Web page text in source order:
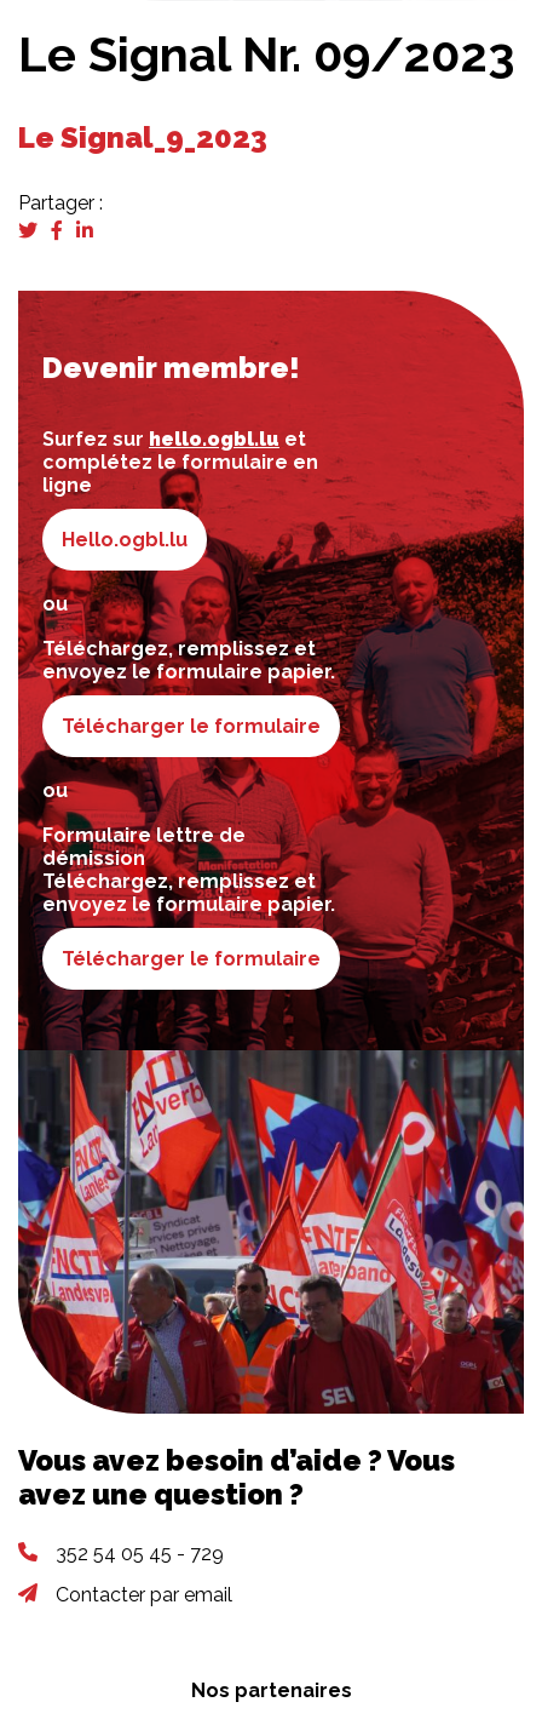
Le Signal Nr. 09/2023
Le Signal_9_2023
Partager :
Devenir membre!
Surfez sur hello.ogbl.lu et
complétez le formulaire en
ligne
Hello.ogbl.lu
ou
Téléchargez, remplissez et
envoyez le formulaire papier.
Télécharger le formulaire
ou
Formulaire lettre de
démission
Téléchargez, remplissez et
envoyez le formulaire papier.
Télécharger le formulaire
Vous avez besoin d’aide ? Vous
avez une question ?
352 54 05 45 - 729
Contacter par email
Nos partenaires